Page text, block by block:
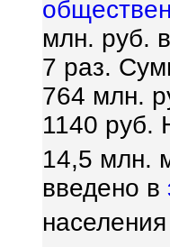
млн. руб.
7 раз.
764 млн.
1140 руб.
14,5 млн.
введено в